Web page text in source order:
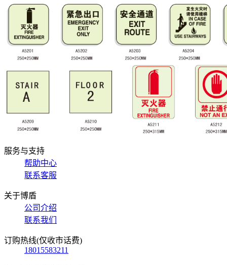
服务与支持
帮助中心
联系客服
关于博盾
公司介绍
联系我们
订购热线(仅收市话费)
18015583211